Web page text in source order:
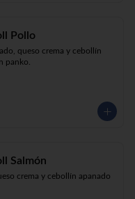
Pollo
queso crema y cebollín
panko.
Salmón
crema y cebollín apanado